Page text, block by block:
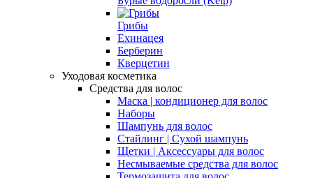
Грибы
Ехинацея
Берберин
Кверцетин
Уходовая косметика
Средства для волос
Маска | кондиционер для волос
Наборы
Шампунь для волос
Стайлинг | Сухой шампунь
Щетки | Аксессуары для волос
Несмываемые средства для волос